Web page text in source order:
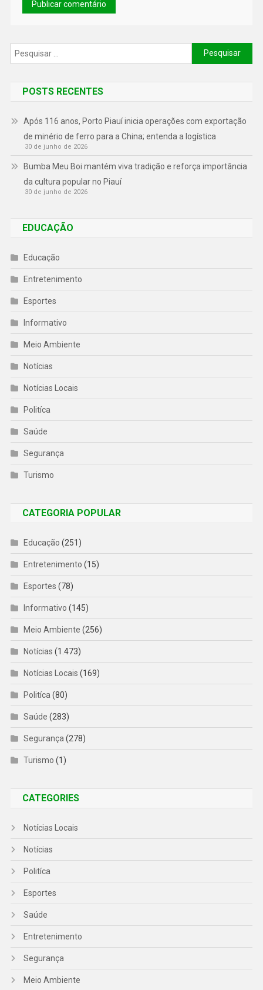
POSTS RECENTES
Após 116 anos, Porto Piauí inicia operações com exportação
de minério de ferro para a China; entenda a logística
30 de junho de 2026
Bumba Meu Boi mantém viva tradição e reforça importância
da cultura popular no Piauí
30 de junho de 2026
EDUCAÇÃO
Educação
Entretenimento
Esportes
Informativo
Meio Ambiente
Notícias
Notícias Locais
Politíca
Saúde
Segurança
Turismo
CATEGORIA POPULAR
Educação (251)
Entretenimento (15)
Esportes (78)
Informativo (145)
Meio Ambiente (256)
Notícias (1.473)
Notícias Locais (169)
Politíca (80)
Saúde (283)
Segurança (278)
Turismo (1)
CATEGORIES
Notícias Locais
Notícias
Politíca
Esportes
Saúde
Entretenimento
Segurança
Meio Ambiente